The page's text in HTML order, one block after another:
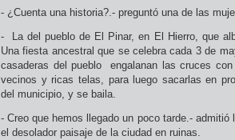
- ¿Cuenta una historia?.- preguntó una de las
- La del pueblo de El Pinar, en El Hierro, que
Una fiesta ancestral que se celebra cada 3 de
casaderas del pueblo engalanan las cruces
vecinos y ricas telas, para luego sacarlas en
del municipio, y se baila.
- Creo que hemos llegado un poco tarde.- admitió
el desolador paisaje de la ciudad en ruinas.